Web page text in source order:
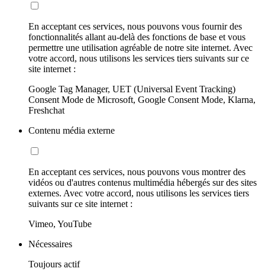
En acceptant ces services, nous pouvons vous fournir des
fonctionnalités allant au-delà des fonctions de base et vous
permettre une utilisation agréable de notre site internet. Avec
votre accord, nous utilisons les services tiers suivants sur ce
site internet :
Google Tag Manager, UET (Universal Event Tracking)
Consent Mode de Microsoft, Google Consent Mode, Klarna,
Freshchat
Contenu média externe
En acceptant ces services, nous pouvons vous montrer des
vidéos ou d'autres contenus multimédia hébergés sur des sites
externes. Avec votre accord, nous utilisons les services tiers
suivants sur ce site internet :
Vimeo, YouTube
Nécessaires
Toujours actif